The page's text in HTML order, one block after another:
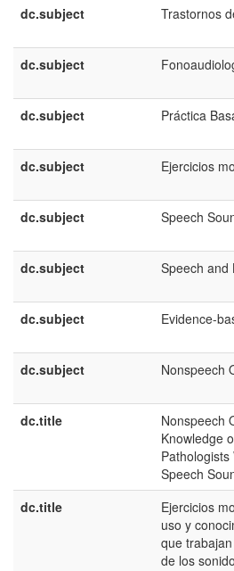
dc.subject
Trastornos
dc.subject
dc.subject Práctica
dc.subject Ejercicios
dc.subject Speech
dc.subject Speech and
dc.subject Evidence-
dc.subject Nonspeech
dc.title
Nonspeech
Knowledge
Speech
dc.title
Ejercicios
uso y
que trabajan
de los